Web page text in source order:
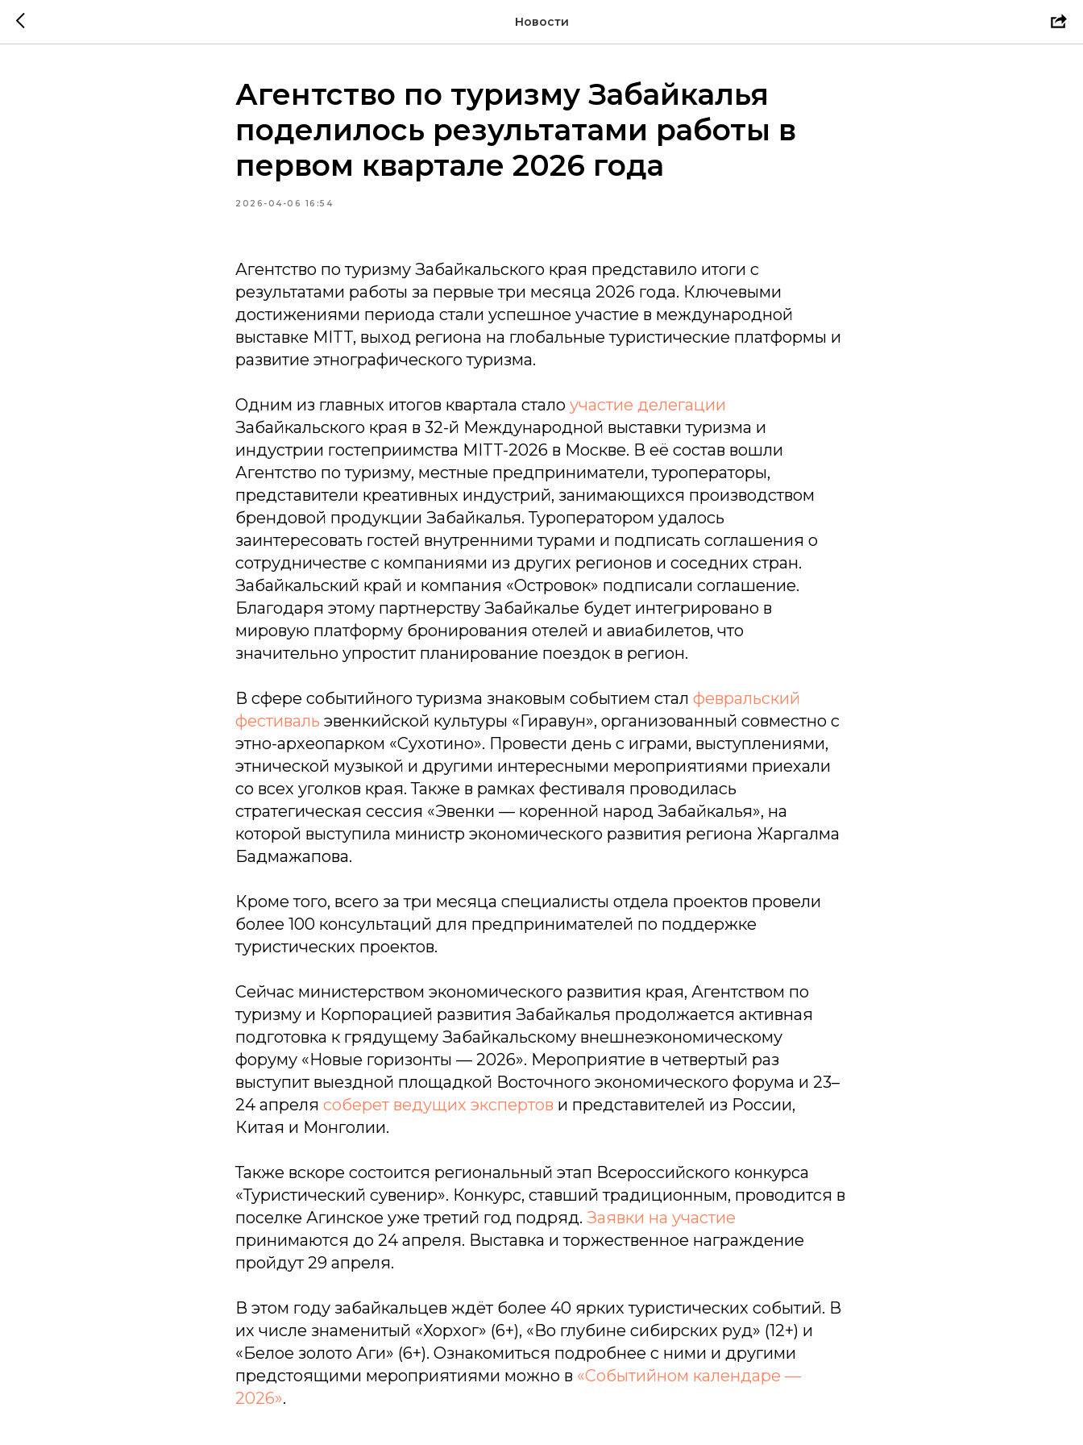
Новости
Агентство по туризму Забайкалья
поделилось результатами работы в
первом квартале 2026 года
2026-04-06 16:54
Агентство по туризму Забайкальского края представило итоги с
результатами работы за первые три месяца 2026 года. Ключевыми
достижениями периода стали успешное участие в международной
выставке MITT, выход региона на глобальные туристические платформы и
развитие этнографического туризма.
Одним из главных итогов квартала стало участие делегации
Забайкальского края в 32-й Международной выставки туризма и
индустрии гостеприимства MITT-2026 в Москве. В её состав вошли
Агентство по туризму, местные предприниматели, туроператоры,
представители креативных индустрий, занимающихся производством
брендовой продукции Забайкалья. Туроператором удалось
заинтересовать гостей внутренними турами и подписать соглашения о
сотрудничестве с компаниями из других регионов и соседних стран.
Забайкальский край и компания «Островок» подписали соглашение.
Благодаря этому партнерству Забайкалье будет интегрировано в
мировую платформу бронирования отелей и авиабилетов, что
значительно упростит планирование поездок в регион.
В сфере событийного туризма знаковым событием стал февральский
фестиваль эвенкийской культуры «Гиравун», организованный совместно с
этно-археопарком «Сухотино». Провести день с играми, выступлениями,
этнической музыкой и другими интересными мероприятиями приехали
со всех уголков края. Также в рамках фестиваля проводилась
стратегическая сессия «Эвенки — коренной народ Забайкалья», на
которой выступила министр экономического развития региона Жаргалма
Бадмажапова.
Кроме того, всего за три месяца специалисты отдела проектов провели
более 100 консультаций для предпринимателей по поддержке
туристических проектов.
Сейчас министерством экономического развития края, Агентством по
туризму и Корпорацией развития Забайкалья продолжается активная
подготовка к грядущему Забайкальскому внешнеэкономическому
форуму «Новые горизонты — 2026». Мероприятие в четвертый раз
выступит выездной площадкой Восточного экономического форума и 23–
24 апреля соберет ведущих экспертов и представителей из России,
Китая и Монголии.
Также вскоре состоится региональный этап Всероссийского конкурса
«Туристический сувенир». Конкурс, ставший традиционным, проводится в
поселке Агинское уже третий год подряд. Заявки на участие
принимаются до 24 апреля. Выставка и торжественное награждение
пройдут 29 апреля.
В этом году забайкальцев ждёт более 40 ярких туристических событий. В
их числе знаменитый «Хорхог» (6+), «Во глубине сибирских руд» (12+) и
«Белое золото Аги» (6+). Ознакомиться подробнее с ними и другими
предстоящими мероприятиями можно в «Событийном календаре —
2026».